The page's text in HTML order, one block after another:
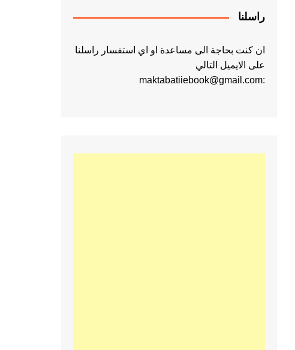
راسلنا
ان كنت بحاجة الى مساعدة او اي استفسار راسلنا
على الايميل التالي
:maktabatiiebook@gmail.com